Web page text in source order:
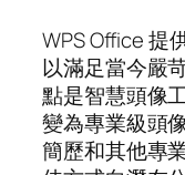
WPS Office 提
以滿足當今嚴
點是智慧頭像
變為專業級頭
簡歷和其他專